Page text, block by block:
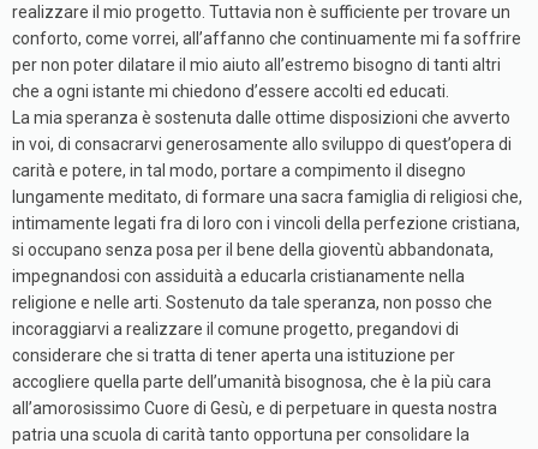
realizzare il mio progetto. Tuttavia non è sufficiente per trovare un
conforto, come vorrei, all’affanno che continuamente mi fa soffrire
per non poter dilatare il mio aiuto all’estremo bisogno di tanti altri
che a ogni istante mi chiedono d’essere accolti ed educati.
La mia speranza è sostenuta dalle ottime disposizioni che avverto
in voi, di consacrarvi generosamente allo sviluppo di quest’opera di
carità e potere, in tal modo, portare a compimento il disegno
lungamente meditato, di formare una sacra famiglia di religiosi che,
intimamente legati fra di loro con i vincoli della perfezione cristiana,
si occupano senza posa per il bene della gioventù abbandonata,
impegnandosi con assiduità a educarla cristianamente nella
religione e nelle arti. Sostenuto da tale speranza, non posso che
incoraggiarvi a realizzare il comune progetto, pregandovi di
considerare che si tratta di tener aperta una istituzione per
accogliere quella parte dell’umanità bisognosa, che è la più cara
all’amorosissimo Cuore di Gesù, e di perpetuare in questa nostra
patria una scuola di carità tanto opportuna per consolidare la